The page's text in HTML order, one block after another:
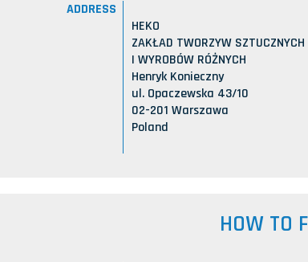
ADDRESS
HEKO
ZAKŁAD TWORZYW SZTUCZNYCH
I WYROBÓW RÓŻNYCH
Henryk Konieczny
ul. Opaczewska 43/10
02-201 Warszawa
Poland
HOW TO